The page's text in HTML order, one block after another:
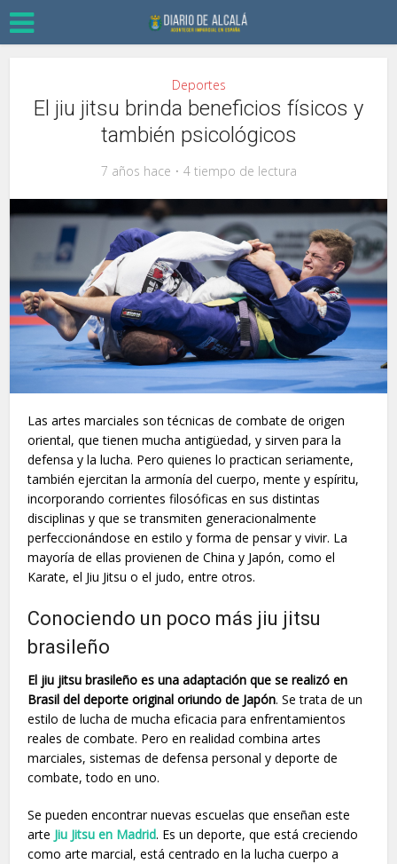
Deportes
El jiu jitsu brinda beneficios físicos y
también psicológicos
7 años hace 4 tiempo de lectura
Las artes marciales son técnicas de combate de origen
oriental, que tienen mucha antigüedad, y sirven para la
defensa y la lucha. Pero quienes lo practican seriamente,
también ejercitan la armonía del cuerpo, mente y espíritu,
incorporando corrientes filosóficas en sus distintas
disciplinas y que se transmiten generacionalmente
perfeccionándose en estilo y forma de pensar y vivir. La
mayoría de ellas provienen de China y Japón, como el
Karate, el Jiu Jitsu o el judo, entre otros.
Conociendo un poco más jiu jitsu
brasileño
El jiu jitsu brasileño es una adaptación que se realizó en
Brasil del deporte original oriundo de Japón. Se trata de un
estilo de lucha de mucha eficacia para enfrentamientos
reales de combate. Pero en realidad combina artes
marciales, sistemas de defensa personal y deporte de
combate, todo en uno.
Se pueden encontrar nuevas escuelas que enseñan este
arte Jiu Jitsu en Madrid. Es un deporte, que está creciendo
como arte marcial, está centrado en la lucha cuerpo a